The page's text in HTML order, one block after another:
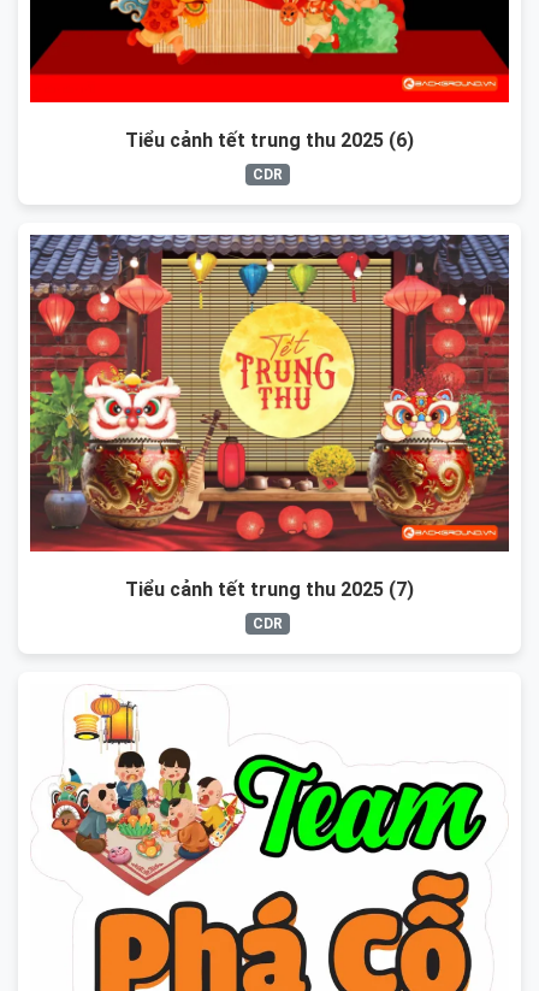
Tiểu cảnh tết trung thu 2025 (6)
CDR
Tiểu cảnh tết trung thu 2025 (7)
CDR